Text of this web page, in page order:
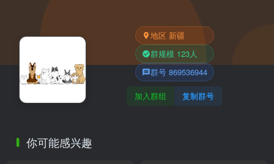
地区 新疆
群规模 123人
群号 869536944
加入群组 复制群号
你可能感兴趣